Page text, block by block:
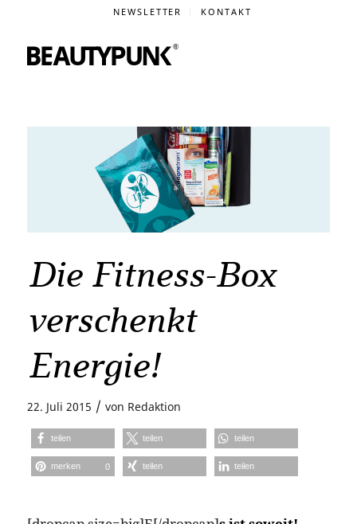
NEWSLETTER KONTAKT
Die Fitness-Box
verschenkt
Energie!
22. Juli 2015 / von Redaktion
teilen teilen teilen
merken 0 teilen teilen